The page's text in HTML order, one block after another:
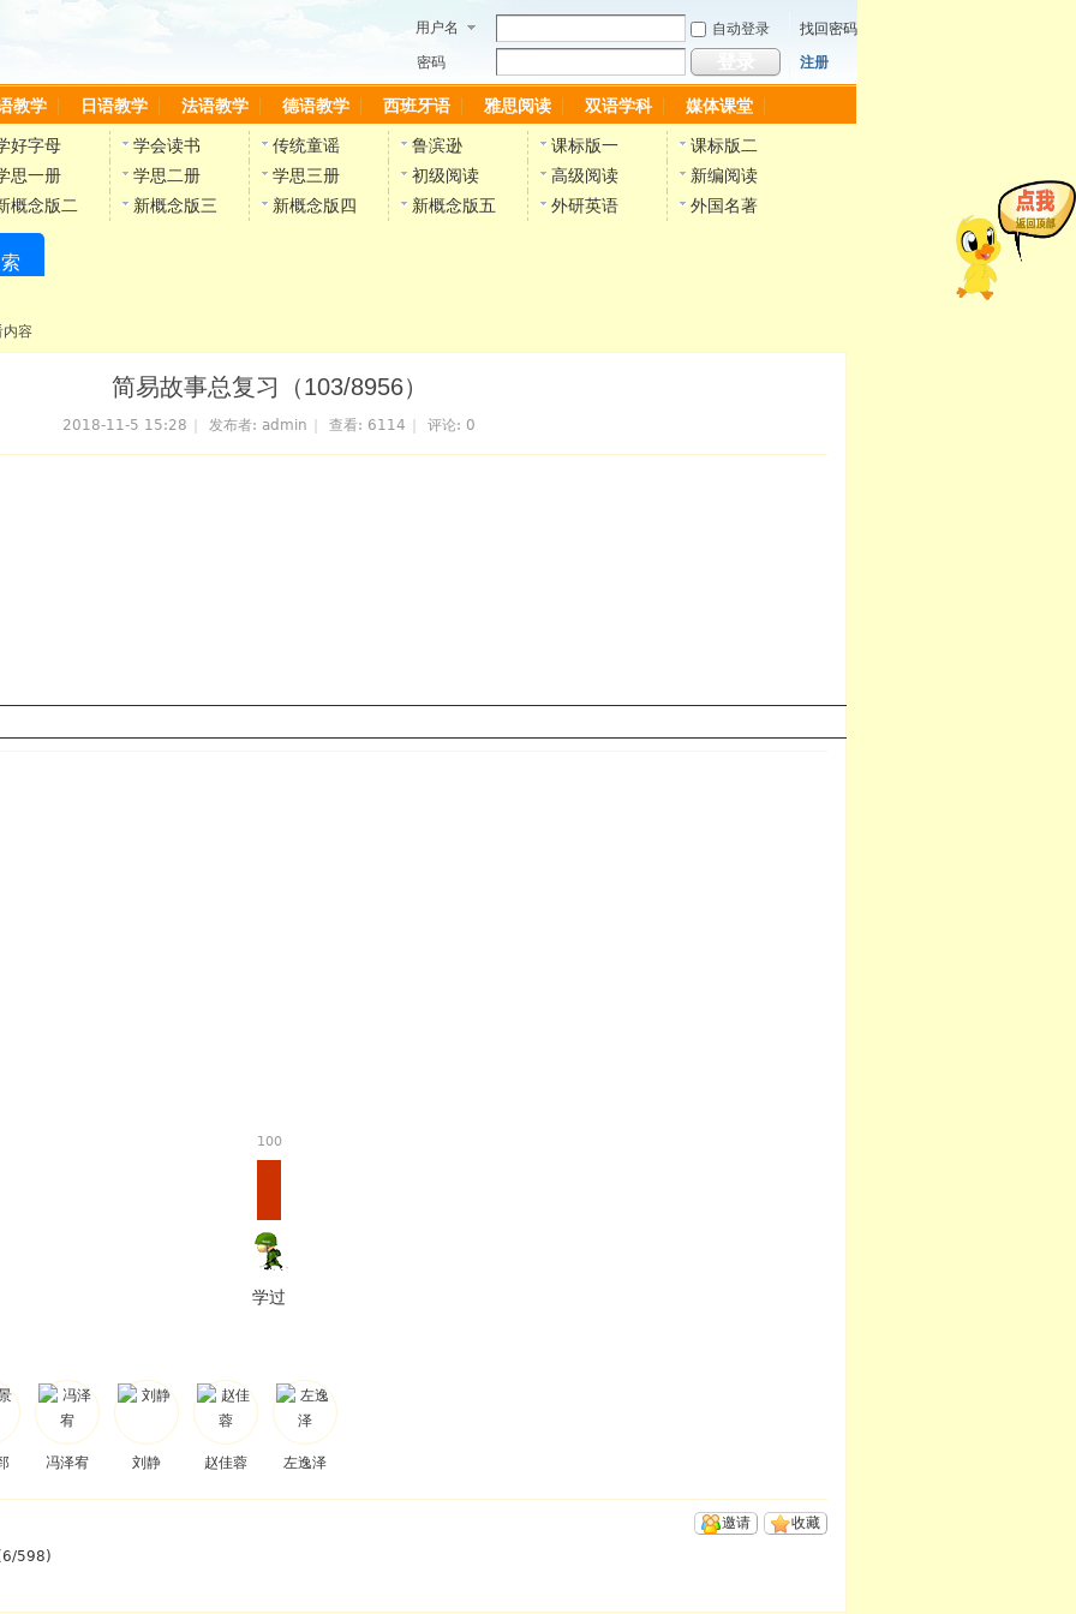
用户名 自动登录
找回密码
密码
注册
教学 日语教学 法语教学 德语教学 西班牙语 雅思阅读 双语学科 媒体课堂
好字母 学会读书 传统童谣 鲁滨逊 课标版一
课标版二
思一册 学思二册 学思三册 初级阅读 高级阅读
新编阅读
概念版二 新概念版三 新概念版四 新概念版五 外研英语 外国名著
内容
简易故事总复习（103/8956）
2018-11-5 15:28 发布者: admin 查看: 6114 评论: 0
100
学过
冯泽宥 刘静 赵佳蓉 左逸泽
收藏
邀请
598)